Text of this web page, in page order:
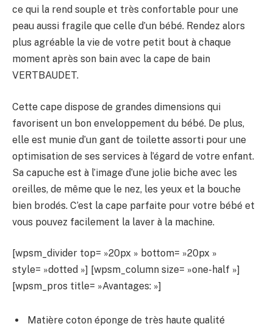
ce qui la rend souple et très confortable pour une
peau aussi fragile que celle d’un bébé. Rendez alors
plus agréable la vie de votre petit bout à chaque
moment après son bain avec la cape de bain
VERTBAUDET.
Cette cape dispose de grandes dimensions qui
favorisent un bon enveloppement du bébé. De plus,
elle est munie d’un gant de toilette assorti pour une
optimisation de ses services à l’égard de votre enfant.
Sa capuche est à l’image d’une jolie biche avec les
oreilles, de même que le nez, les yeux et la bouche
bien brodés. C’est la cape parfaite pour votre bébé et
vous pouvez facilement la laver à la machine.
[wpsm_divider top= »20px » bottom= »20px »
style= »dotted »] [wpsm_column size= »one-half »]
[wpsm_pros title= »Avantages: »]
Matière coton éponge de très haute qualité